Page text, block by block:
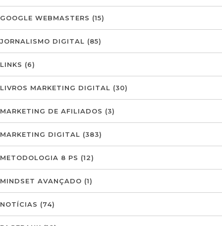
GOOGLE WEBMASTERS (15)
JORNALISMO DIGITAL (85)
LINKS (6)
LIVROS MARKETING DIGITAL (30)
MARKETING DE AFILIADOS (3)
MARKETING DIGITAL (383)
METODOLOGIA 8 PS (12)
MINDSET AVANÇADO (1)
NOTÍCIAS (74)